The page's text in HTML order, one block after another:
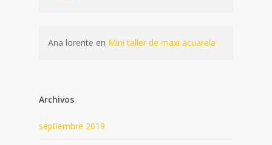
Ana lorente en Mini taller de maxi acuarela
Archivos
septiembre 2019